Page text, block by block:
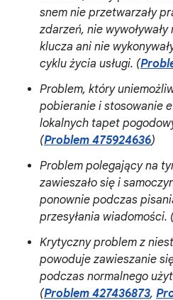
snem nie przetwarzały
zdarzeń, nie
klucza ani nie
cyklu życia usługi. (
Problem, który
pobieranie i stosowanie
lokalnych tapet
(Problem 475924636)
Problem polegający na
zawieszało się i
ponownie podczas
przesyłania wiadomości.
Krytyczny problem z
powoduje zawieszanie
podczas normalnego
(Problem 427436873,